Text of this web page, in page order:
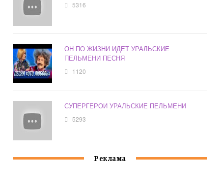
5316
ОН ПО ЖИЗНИ ИДЕТ УРАЛЬСКИЕ
ПЕЛЬМЕНИ ПЕСНЯ
1120
СУПЕРГЕРОИ УРАЛЬСКИЕ ПЕЛЬМЕНИ
5293
Реклама